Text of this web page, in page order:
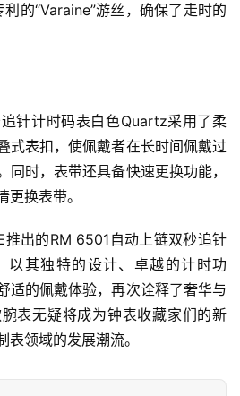
的“Varaine”游丝，确保了走时的
针计时码表白色Quartz采用了柔
式表扣，使佩戴者在长时间佩戴过
同时，表带还具备快速更换功能，
换表带。
推出的RM 6501自动上链双秒追针
以其独特的设计、卓越的计时功
适的佩戴体验，再次诠释了奢华与
表无疑将成为钟表收藏家们的新
领域的发展潮流。